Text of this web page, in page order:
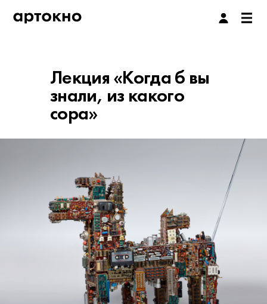
Лекция «Когда б вы
знали, из какого
сора»